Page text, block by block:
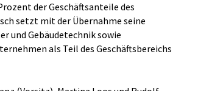
der Geschäftsanteile des
setzt mit der Übernahme seine
und Gebäudetechnik sowie
als Teil des Geschäftsbereichs